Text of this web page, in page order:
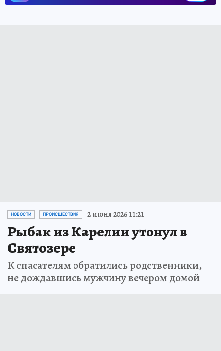
НОВОСТИ ПРОИСШЕСТВИЯ 2 июня 2026 11:21
Рыбак из Карелии утонул в
Святозере
К спасателям обратились родственники,
не дождавшись мужчину вечером домой